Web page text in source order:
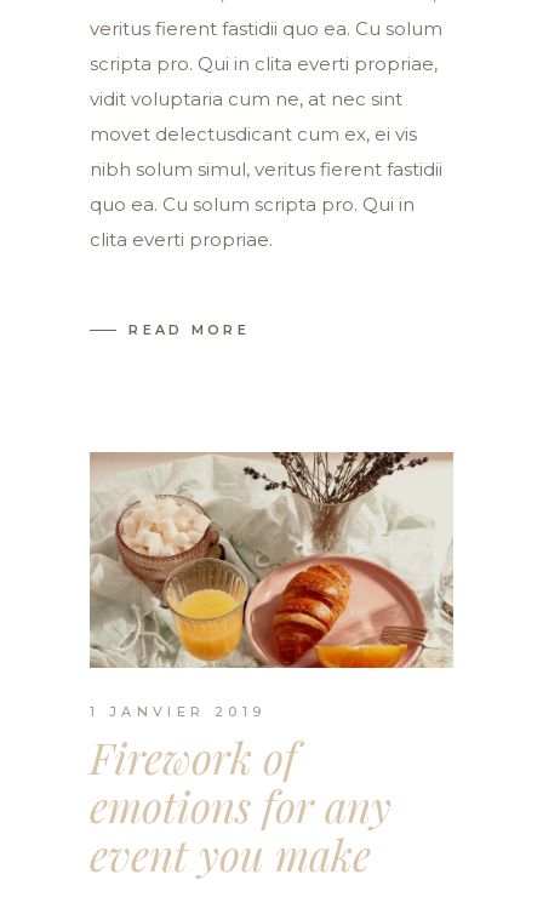
veritus fierent fastidii quo ea. Cu solum
scripta pro. Qui in clita everti propriae,
vidit voluptaria cum ne, at nec sint
movet delectusdicant cum ex, ei vis
nibh solum simul, veritus fierent fastidii
quo ea. Cu solum scripta pro. Qui in
clita everti propriae.
READ MORE
1 JANVIER 2019
Firework of
emotions for any
event you make